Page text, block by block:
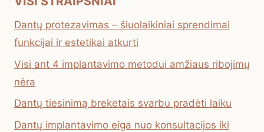
Dantų protezavimas – šiuolaikiniai sprendimai
funkcijai ir estetikai atkurti
Visi ant 4 implantavimo metodui amžiaus ribojimų
nėra
Dantų tiesinimą breketais svarbu pradėti laiku
Dantų implantavimo eiga nuo konsultacijos iki